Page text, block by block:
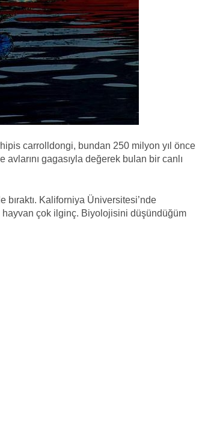
carrolldongi, bundan 250 milyon yıl önce
gagasıyla değerek bulan bir canlı
bıraktı. Kaliforniya Üniversitesi’nde
hayvan çok ilginç. Biyolojisini düşündüğüm